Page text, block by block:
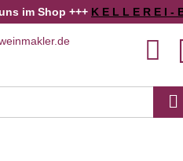
Shop +++ K E L L E R E I - B O